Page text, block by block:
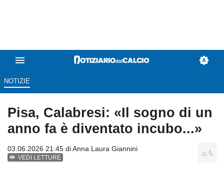
NOTIZIE
Pisa, Calabresi: «Il sogno di un
anno fa è diventato incubo...»
03.06.2026 21:45 diAnna Laura Giannini
VEDI LETTURE